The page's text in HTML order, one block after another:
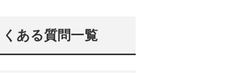
ある質問一覧